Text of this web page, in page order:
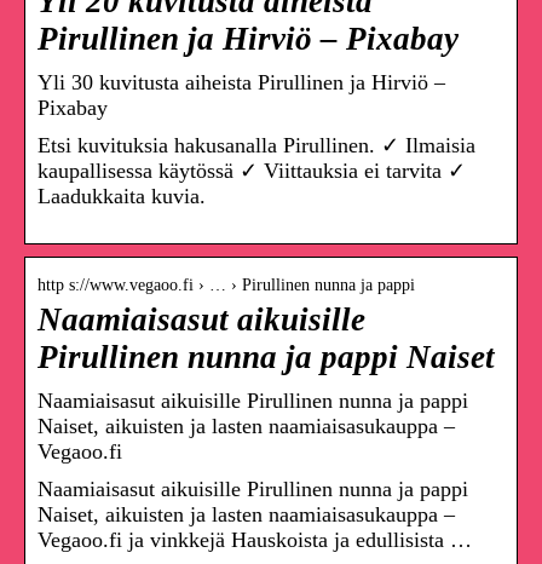
Pirullinen ja Hirviö – Pixabay
Yli 30 kuvitusta aiheista Pirullinen ja Hirviö –
Pixabay
Etsi kuvituksia hakusanalla Pirullinen. ✓ Ilmaisia
kaupallisessa käytössä ✓ Viittauksia ei tarvita ✓
Laadukkaita kuvia.
http s://www.vegaoo.fi › … › Pirullinen nunna ja pappi
Naamiaisasut aikuisille
Pirullinen nunna ja pappi Naiset
Naamiaisasut aikuisille Pirullinen nunna ja pappi
Naiset, aikuisten ja lasten naamiaisasukauppa –
Vegaoo.fi
Naamiaisasut aikuisille Pirullinen nunna ja pappi
Naiset, aikuisten ja lasten naamiaisasukauppa –
Vegaoo.fi ja vinkkejä Hauskoista ja edullisista …